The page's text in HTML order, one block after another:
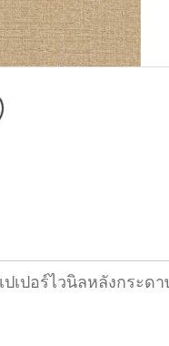
ปเปอร์ไวนิลหลังกระด